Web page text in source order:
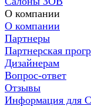
О компании
О компании
Партнеры
Партнерская
Дизайнерам
Вопрос-ответ
Отзывы
Информация для